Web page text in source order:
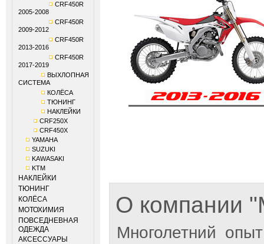
CRF450R
2005-2008
CRF450R
2009-2012
CRF450R
2013-2016
CRF450R
2017-2019
ВЫХЛОПНАЯ
СИСТЕМА
КОЛЁСА
ТЮНИНГ
НАКЛЕЙКИ
CRF250X
CRF450X
YAMAHA
SUZUKI
KAWASAKI
KTM
НАКЛЕЙКИ
ТЮНИНГ
КОЛЁСА
МОТОХИМИЯ
ПОВСЕДНЕВНАЯ
ОДЕЖДА
АКСЕССУАРЫ
О компании
Многолетний